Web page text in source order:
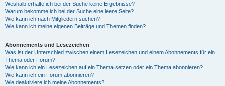
Weshalb erhalte ich bei der Suche keine Ergebnisse?
Warum bekomme ich bei der Suche eine leere Seite?
Wie kann ich nach Mitgliedern suchen?
Wie kann ich meine eigenen Beiträge und Themen finden?
Abonnements und Lesezeichen
Was ist der Unterschied zwischen einem Lesezeichen und einem Abonnements für ein
Thema oder Forum?
Wie kann ich ein Lesezeichen auf ein Thema setzen oder ein Thema abonnieren?
Wie kann ich ein Forum abonnieren?
Wie deaktiviere ich meine Abonnements?